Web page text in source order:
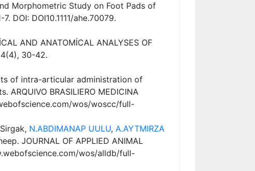
Morphometric Study on Foot Pads of
DOI: DOI10.1111/ahe.70079.
AND ANATOMİCAL ANALYSES OF
30-42.
of intra-articular administration of
BRASILIERO MEDICINA
wos/woscc/full-
N.ABDIMANAP UULU, A.AYTMIRZA
JOURNAL OF APPLIED ANIMAL
wos/alldb/full-